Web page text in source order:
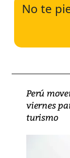
No te
Perú
viernes
turismo